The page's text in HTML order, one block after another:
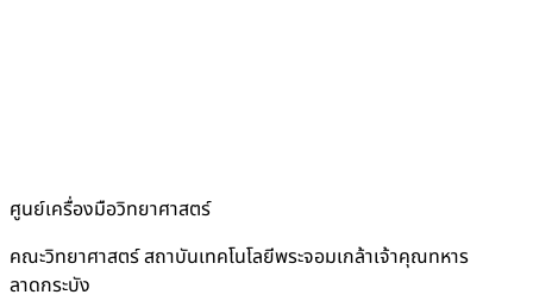
ศูนย์เครื่องมือวิทยาศาสตร์
คณะวิทยาศาสตร์ สถาบันเทคโนโลยีพระจอมเกล้าเจ้าคุณทหาร
ลาดกระบัง